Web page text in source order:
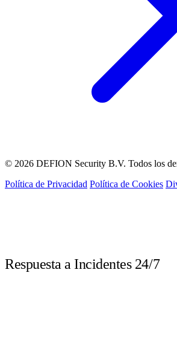
© 2026 DEFION Security B.V. Todos los
Política de Privacidad Política de Cookies
Respuesta a Incidentes 24/7